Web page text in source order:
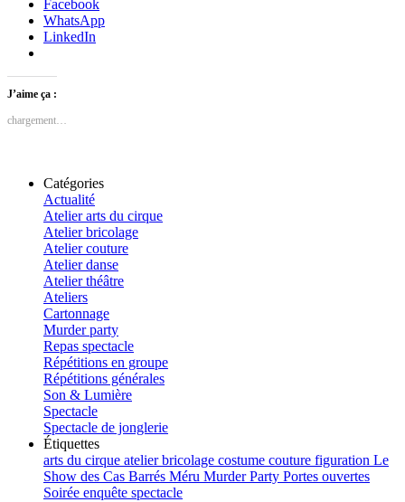
Facebook
WhatsApp
LinkedIn
J’aime ça :
chargement…
Catégories
Actualité
Atelier arts du cirque
Atelier bricolage
Atelier couture
Atelier danse
Atelier théâtre
Ateliers
Cartonnage
Murder party
Repas spectacle
Répétitions en groupe
Répétitions générales
Son & Lumière
Spectacle
Spectacle de jonglerie
Étiquettes
arts du cirque atelierbricolage costume couture figuration Le
Show des Cas Barrés Méru Murder Party Portes ouvertes
Soirée enquête spectacle